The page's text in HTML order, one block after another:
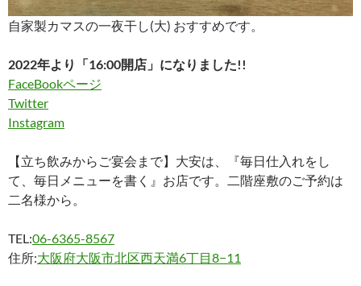
自家製カマスの一夜干し(大) おすすめです。
2022年より「16:00開店」になりました!!
FaceBookページ
Twitter
Instagram
【立ち飲みからご宴会まで】大安は、『毎日仕入れをし
て、毎日メニューを書く』お店です。二階座敷のご予約は
二名様から。
TEL:06-6365-8567
住所:大阪府大阪市北区西天満6丁目8−11